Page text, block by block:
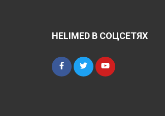
HELIMED В СОЦСЕТЯХ